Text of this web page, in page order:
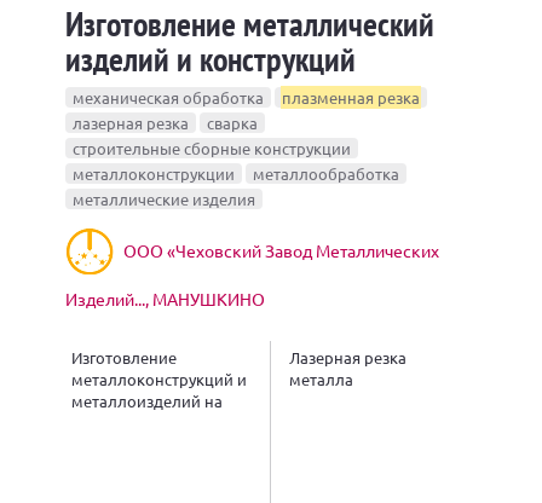
Изготовление металлический
изделий и конструкций
механическая обработка
плазменная резка
лазерная резка
сварка
строительные сборные конструкции
металлоконструкции
металлообработка
металлические изделия
ООО «Чеховский Завод Металлических
Изделий..., МАНУШКИНО
Изготовление
металлоконструкций и
металлоизделий на
Лазерная резка
металла